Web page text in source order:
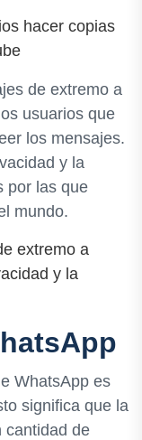
hacer copias
de extremo a
usuarios que
los mensajes.
y la
por las que
mundo.
extremo a
y la
WhatsApp es
significa que la
cantidad de